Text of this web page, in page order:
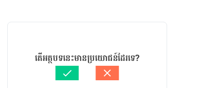
តើអត្ថបទនេះមានប្រយោជន៍ដែរទេ?